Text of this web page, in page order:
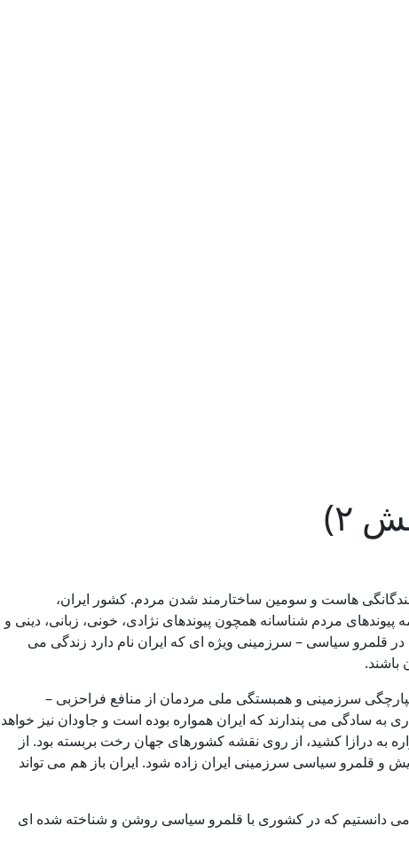
۲)
هاست و سومین ساختارمند شدن مردم. کشور ایران،
مردم شناسانه همچون پیوندهای نژادی، خونی، زبانی، دینی و
قلمرو سیاسی – سرزمینی ویژه ای که ایران نام دارد زندگی می
باشند.
سرزمینی و همبستگی ملی مردمان از منافع فراحزبی –
سادگی می پندارند که ایران همواره بوده است و جاودان نیز خواهد
به درازا کشید، از روی نقشه کشورهای جهان رخت بربسته بود. از
و قلمرو سیاسی سرزمینی ایران زاده شود. ایران باز هم می تواند
می دانستیم که در کشوری با قلمرو سیاسی روشن و شناخته شده ای